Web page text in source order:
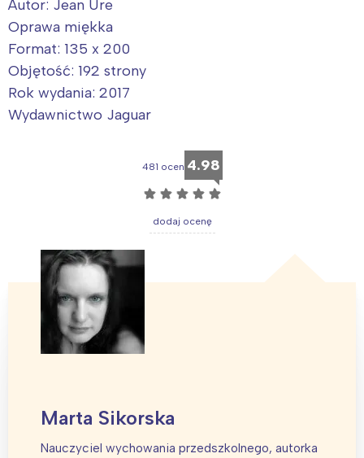
Autor: Jean Ure
Oprawa miękka
Format: 135 x 200
Objętość: 192 strony
Rok wydania: 2017
Wydawnictwo Jaguar
481 ocen 4.98
☆ ☆ ☆ ☆ ☆
dodaj ocenę
Marta Sikorska
Nauczyciel wychowania przedszkolnego, autorka